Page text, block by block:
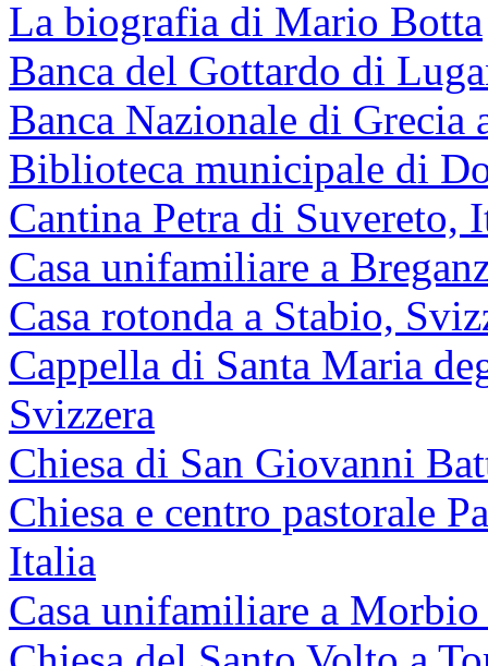
La biografia di Mario Botta
Banca del Gottardo di
Banca Nazionale di Grecia
Biblioteca municipale di
Cantina Petra di Suvereto,
Casa unifamiliare a
Casa rotonda a Stabio,
Cappella di Santa Maria
Svizzera
Chiesa di San Giovanni
Chiesa e centro pastorale
Italia
Casa unifamiliare a